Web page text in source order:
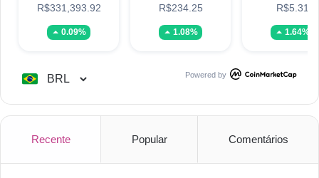
R$331,393.92
0.09%
R$234.25
1.08%
R$5.31
1.64%
Powered by
Recente Popular Comentários